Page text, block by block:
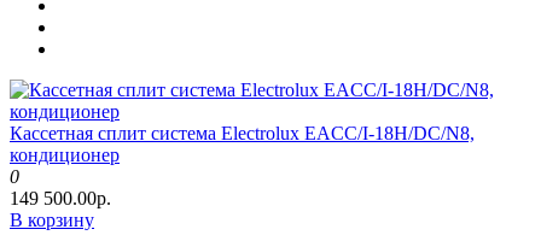
Кассетная сплит система Electrolux EACС/I-18H/DC/N8,
кондиционер
0
149 500.00р.
В корзину